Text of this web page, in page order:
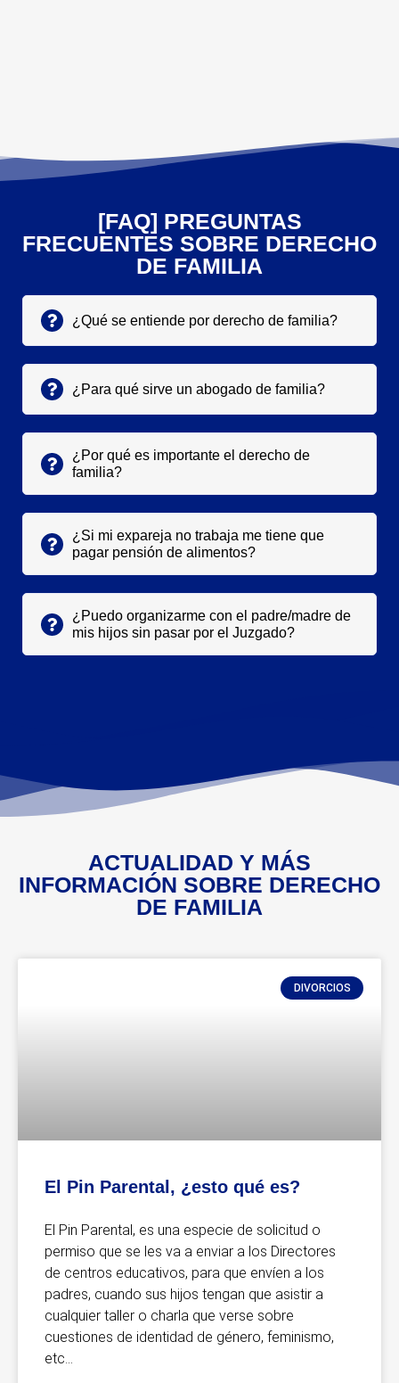
[FAQ] PREGUNTAS
FRECUENTES SOBRE DERECHO
DE FAMILIA
¿Qué se entiende por derecho de familia?
¿Para qué sirve un abogado de familia?
¿Por qué es importante el derecho de
familia?
¿Si mi expareja no trabaja me tiene que
pagar pensión de alimentos?
¿Puedo organizarme con el padre/madre de
mis hijos sin pasar por el Juzgado?
ACTUALIDAD Y MÁS
INFORMACIÓN SOBRE DERECHO
DE FAMILIA
DIVORCIOS
El Pin Parental, ¿esto qué es?
El Pin Parental, es una especie de solicitud o
permiso que se les va a enviar a los Directores
de centros educativos, para que envíen a los
padres, cuando sus hijos tengan que asistir a
cualquier taller o charla que verse sobre
cuestiones de identidad de género, feminismo,
etc…